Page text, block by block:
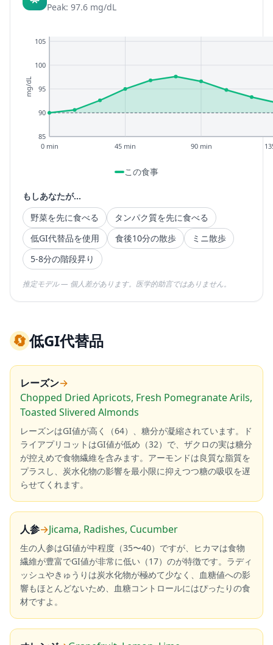
Peak: 97.6 mg/dL
85
90
95
100
105
0 min 45 min 90 min
mg/dL
この食事
もしあなたが...
野菜を先に食べる
タンパク質を先に食べる
低GI代替品を使用
食後10分の散歩
ミニ散歩
5-8分の階段昇り
推定モデル — 個人差があります。医学的助言ではありません。
🔄低GI代替品
レーズン→
Chopped Dried Apricots, Fresh Pomegranate Arils,
Toasted Slivered Almonds
レーズンはGI値が高く（64）、糖分が凝縮されています。ド
ライアプリコットはGI値が低め（32）で、ザクロの実は糖分
が控えめで食物繊維を含みます。アーモンドは良質な脂質を
プラスし、炭水化物の影響を最小限に抑えつつ糖の吸収を遅
らせてくれます。
人参→Jicama, Radishes, Cucumber
生の人参はGI値が中程度（35〜40）ですが、ヒカマは食物
繊維が豊富でGI値が非常に低い（17）のが特徴です。ラディ
ッシュやきゅうりは炭水化物が極めて少なく、血糖値への影
響もほとんどないため、血糖コントロールにはぴったりの食
材ですよ。